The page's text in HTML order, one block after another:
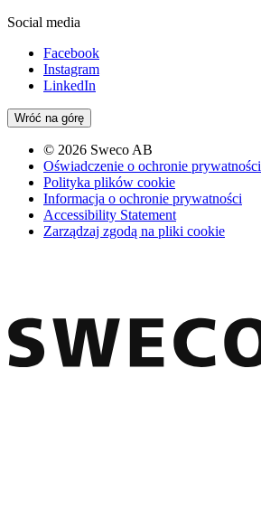
Social media
Facebook
Instagram
LinkedIn
Wróć na górę
© 2026 Sweco AB
Oświadczenie o ochronie prywatności
Polityka plików cookie
Informacja o ochronie prywatności
Accessibility Statement
Zarządzaj zgodą na pliki cookie